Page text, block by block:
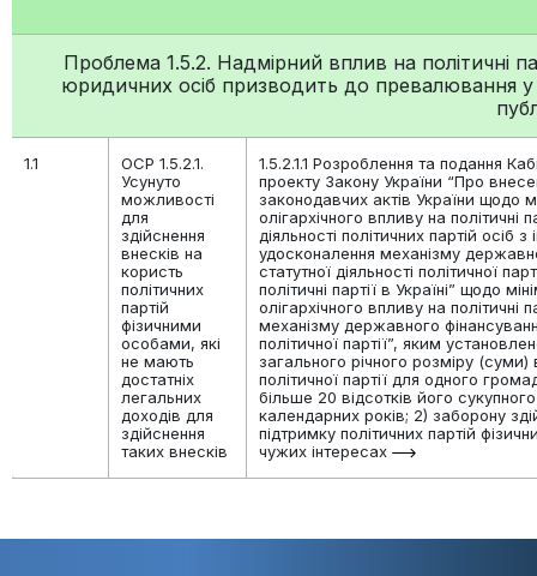
Проблема 1.5.2. Надмірний вплив на політичні
юридичних осіб призводить до превалювання
1.1
ОСР 1.5.2.1.
Усунуто
можливості
для
здійснення
внесків на
користь
політичних
партій
фізичними
особами, які
не мають
достатніх
легальних
доходів для
здійснення
таких внесків
1.5.2.1.1 Розроблення та подання
проекту Закону України “Про
законодавчих актів України щодо
олігархічного впливу на політичні
діяльності політичних партій осіб з
удосконалення механізму
статутної діяльності політичної
політичні партії в Україні” щодо
олігархічного впливу на політичні
механізму державного
політичної партії”, яким
загального річного розміру (суми)
політичної партії для одного
більше 20 відсотків його
календарних років; 2) заборону
підтримку політичних партій
чужих інтересах